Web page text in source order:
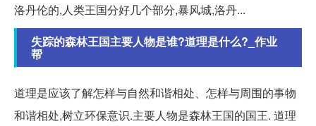
洛丹伦的,人类王国分好几个部分,暴风城,洛丹...
失踪的森林王国主要人物是谁?道理是什么?_作业
帮
道理是应该了解怎样与自然和谐相处、怎样与周围的事物
和谐相处,树立环保意识.主要人物是森林王国的国王. 道理